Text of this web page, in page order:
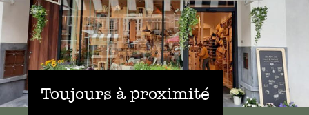
Toujours à proximité